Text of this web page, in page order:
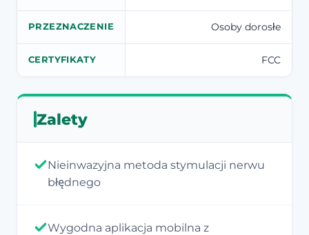
PRZEZNACZENIE Osoby dorosłe
CERTYFIKATY FCC
Zalety
Nieinwazyjna metoda stymulacji nerwu
błędnego
Wygodna aplikacja mobilna z